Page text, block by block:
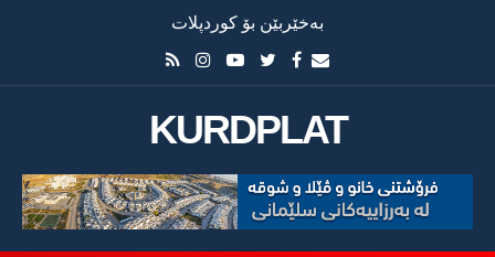
بەخێربێن بۆ کوردپلات
KURDPLAT